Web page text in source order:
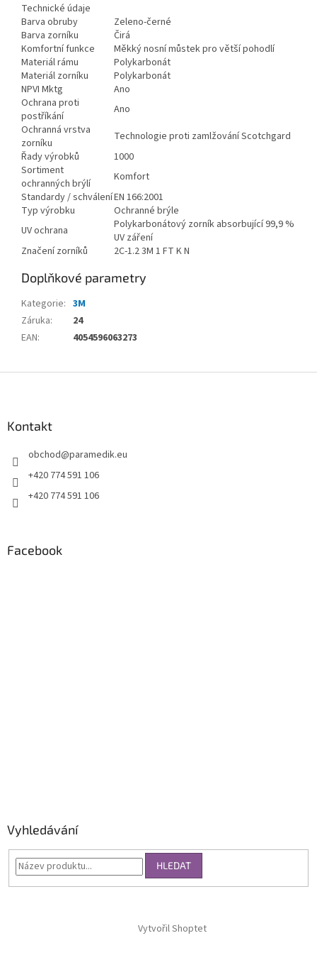
Technické údaje
Barva obruby
Zeleno-černé
Barva zorníku
Čirá
Komfortní funkce
Měkký nosní můstek pro větší pohodlí
Materiál rámu
Polykarbonát
Materiál zorníku
Polykarbonát
NPVI Mktg
Ano
Ochrana proti
postříkání
Ano
Ochranná vrstva
zorníku
Technologie proti zamlžování Scotchgard
Řady výrobků
1000
Sortiment
ochranných brýlí
Komfort
Standardy / schváleníEN 166:2001
Typ výrobku
Ochranné brýle
UV ochrana
Polykarbonátový zorník absorbující 99,9 %
UV záření
Značení zorníků
2C-1.2 3M 1 FT K N
Doplňkové parametry
Kategorie: 3M
Záruka:
24
EAN: 4054596063273
Kontakt
obchod@paramedik.eu
+420 774 591 106
+420 774 591 106
Facebook
Vyhledávání
HLEDAT
Vytvořil Shoptet